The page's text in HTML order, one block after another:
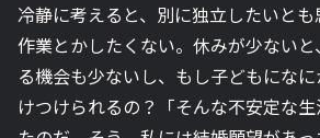
冷静に考えると、別に独立したいと
作業とかしたくない。休みが少ない
る機会も少ないし、もし子どもにな
けつけられるの？「そんな不安定な